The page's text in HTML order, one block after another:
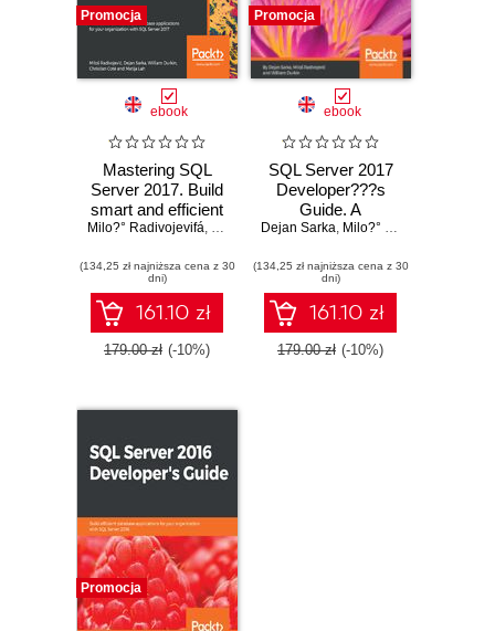
Promocja
ebook
Mastering SQL
Server 2017. Build
smart and efficient
database
your organization
with SQL Server
2017
Milo?° Radivojevifá, William Durkin ,Christian Cote,
(134,25 zł najniższa cena z 30
dni)
161.10 zł
179.00 zł (-10%)
Promocja
ebook
SQL Server 2017
Developer???s
Guide. A
professional guide
developing
enterprise
database
applications
Dejan Sarka, Milo?° Radivojevifá
(134,25 zł najniższa cena z 30
dni)
161.10 zł
179.00 zł (-10%)
Promocja